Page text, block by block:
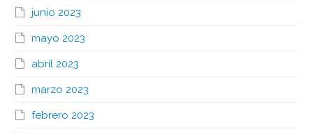
junio 2023
mayo 2023
abril 2023
marzo 2023
febrero 2023